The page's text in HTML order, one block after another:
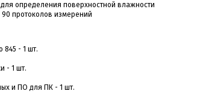
определения поверхностной влажности
протоколов измерений
845 - 1 шт.
- 1 шт.
и ПО для ПК - 1 шт.